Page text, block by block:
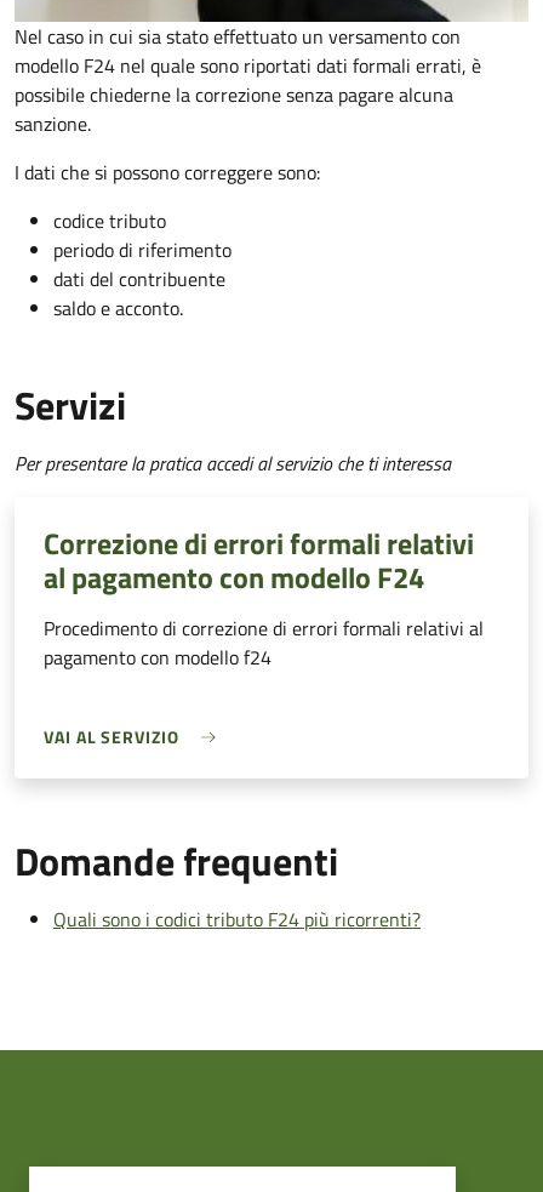
Nel caso in cui sia stato effettuato un versamento con
modello F24 nel quale sono riportati dati formali errati, è
possibile chiederne la correzione senza pagare alcuna
sanzione.
I dati che si possono correggere sono:
codice tributo
periodo di riferimento
dati del contribuente
saldo e acconto.
Servizi
Per presentare la pratica accedi al servizio che ti interessa
Correzione di errori formali relativi
al pagamento con modello F24
Procedimento di correzione di errori formali relativi al
pagamento con modello f24
VAI AL SERVIZIO
Domande frequenti
Quali sono i codici tributo F24 più ricorrenti?